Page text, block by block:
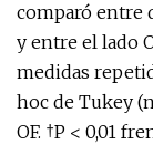
comparó entre
y entre el lado
medidas
hoc de Tukey
OF. †P < 0,01